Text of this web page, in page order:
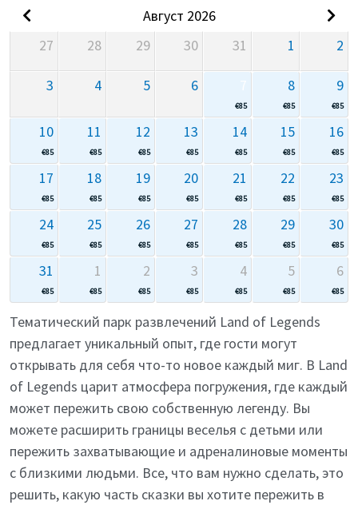
Август 2026
27
28 29 30 31 1 2
3 4 5 6
€85
8
€85
9
€85
10
€85
11
€85
12
€85
13
€85
14
€85
15
€85
16
€85
17
€85
18
€85
19
€85
20
€85
21
€85
22
€85
23
€85
24
€85
25
€85
26
€85
27
€85
28
€85
29
€85
30
€85
31
€85
1
€85
2
€85
3
€85
4
€85
5
€85
6
€85
Тематический парк развлечений Land of Legends
предлагает уникальный опыт, где гости могут
открывать для себя что-то новое каждый миг. В Land
of Legends царит атмосфера погружения, где каждый
может пережить свою собственную легенду. Вы
можете расширить границы веселья с детьми или
пережить захватывающие и адреналиновые моменты
с близкими людьми. Все, что вам нужно сделать, это
решить, какую часть сказки вы хотите пережить в